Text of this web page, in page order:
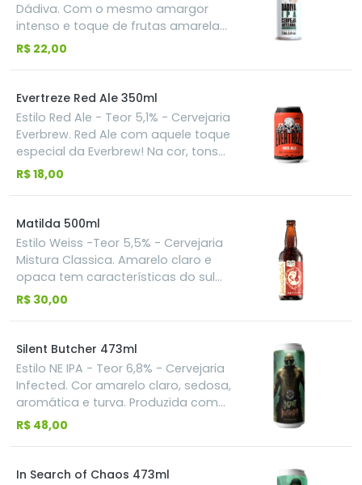
equilibrando o conjunto.
Dádiva. Com o mesmo amargor
intenso e toque de frutas amarelas
da Dádiva IPA, mas SEM GLÚTEN
R$ 22,00
Evertreze Red Ale 350ml
Estilo Red Ale - Teor 5,1% - Cervejaria
Everbrew. Red Ale com aquele toque
especial da Everbrew! Na cor, tons
avermelhados e brilhante, no
casca de pão, tosta e toffee. No
sabor, também há presença de
notas caramelo, porém mais suave.
O dulçor desta cerveja se faz
presente e muito bem equilibrado
com o amargor proveniente do
R$ 18,00
Matilda 500ml
Estilo Weiss -Teor 5,5% - Cervejaria
Mistura Classica. Amarelo claro e
opaca tem características do sul
da Alemanha, sua combinação de
Valoriza a interatividade do paladar
amargo com a presença marcante
de aromas, paladares frutados e de
especiarias.
R$ 30,00
Silent Butcher 473ml
Estilo NE IPA - Teor 6,8% - Cervejaria
Infected. Cor amarelo claro, sedosa,
aromática e turva. Produzida com
os lúpulos Motueka, Nectaron e Citra
tropicais.
R$ 48,00
In Search of Chaos 473ml